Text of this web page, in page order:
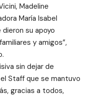
Madeline
María Isabel
su apoyo
y amigos”,
sin dejar de
Staff que se mantuvo
gracias a todos,